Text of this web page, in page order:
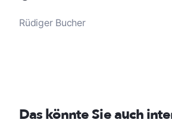
Rüdiger Bucher
Das könnte Sie auch